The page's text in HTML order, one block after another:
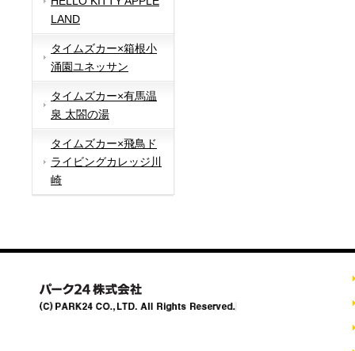
LAND
タイムズカー×箱根小
涌園ユネッサン
タイムズカー×有馬温
泉 太閤の湯
タイムズカー×飛鳥ド
ライビングカレッジ川
崎